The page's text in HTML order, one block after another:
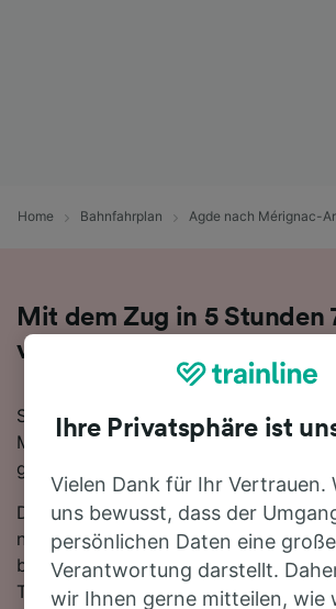
Home Bahnfahrplan Agde nach Mérignac-
Mit dem Zug in 5 Stunden
von Agde nach Mérignac-
Sie denken darüber nach, für Ihre
Mérignac-Arlac den Zug zu nehmen?
goldrichtig!
Die schnellste Fahrtzeit, um die 367
nach Mérignac-Arlac mit dem Zug
beträgt 5 Stunden 7 Minuten, wobei
Tag auf dieser Route verkehren. Da es
Ihre Privatsphäre ist
Vielen Dank für Ihr Vertrauen.
uns bewusst, dass der
persönlichen Daten eine große
Verantwortung darstellt.
wir Ihnen gerne mitteilen, wie